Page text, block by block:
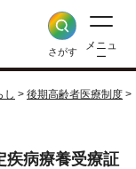
さがす
メニュ
ー
し > 後期高齢者医療制度 >
疾病療養受療証